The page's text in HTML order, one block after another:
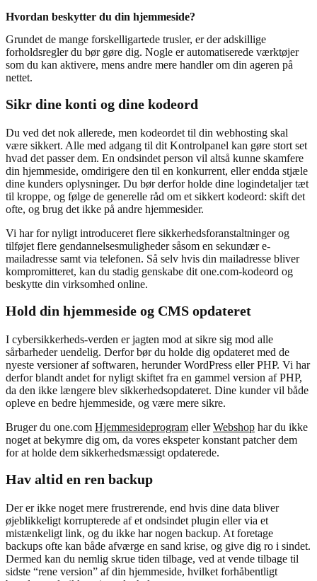
Hvordan beskytter du din hjemmeside?
Grundet de mange forskelligartede trusler, er der adskillige
forholdsregler du bør gøre dig. Nogle er automatiserede værktøjer
som du kan aktivere, mens andre mere handler om din ageren på
nettet.
Sikr dine konti og dine kodeord
Du ved det nok allerede, men kodeordet til din webhosting skal
være sikkert. Alle med adgang til dit Kontrolpanel kan gøre stort set
hvad det passer dem. En ondsindet person vil altså kunne skamfere
din hjemmeside, omdirigere den til en konkurrent, eller endda stjæle
dine kunders oplysninger. Du bør derfor holde dine logindetaljer tæt
til kroppe, og følge de generelle råd om et sikkert kodeord: skift det
ofte, og brug det ikke på andre hjemmesider.
Vi har for nyligt introduceret flere sikkerhedsforanstaltninger og
tilføjet flere gendannelsesmuligheder såsom en sekundær e-
mailadresse samt via telefonen. Så selv hvis din mailadresse bliver
kompromitteret, kan du stadig genskabe dit one.com-kodeord og
beskytte din virksomhed online.
Hold din hjemmeside og CMS opdateret
I cybersikkerheds-verden er jagten mod at sikre sig mod alle
sårbarheder uendelig. Derfor bør du holde dig opdateret med de
nyeste versioner af softwaren, herunder WordPress eller PHP. Vi har
derfor blandt andet for nyligt skiftet fra en gammel version af PHP,
da den ikke længere blev sikkerhedsopdateret. Dine kunder vil både
opleve en bedre hjemmeside, og være mere sikre.
Bruger du one.com Hjemmesideprogram ellerWebshop har du ikke
noget at bekymre dig om, da vores ekspeter konstant patcher dem
for at holde dem sikkerhedsmæssigt opdaterede.
Hav altid en ren backup
Der er ikke noget mere frustrerende, end hvis dine data bliver
øjeblikkeligt korrupterede af et ondsindet plugin eller via et
mistænkeligt link, og du ikke har nogen backup. At foretage
backups ofte kan både afværge en sand krise, og give dig ro i sindet.
Dermed kan du nemlig skrue tiden tilbage, ved at vende tilbage til
sidste “rene version” af din hjemmeside, hvilket forhåbentligt